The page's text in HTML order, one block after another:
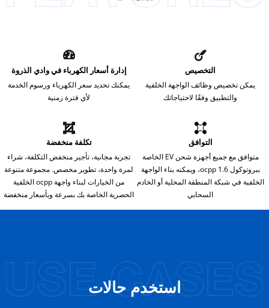
التخصيص
يمكن تخصيص وظائف الواجهة الخلفية
والتطبيق وفقًا لاحتياجاتك
إدارة أسعار الكهرباء في وادي الذروة
يمكنك تحديد سعر الكهرباء ورسوم الخدمة
لأي فترة زمنية
التوافق
متوافق مع جميع أجهزة شحن EV الخاصة
ببروتوكول ocpp 1.6، ويمكنه بناء الواجهة
الخلفية في شبكة المنطقة المحلية أو الخادم
السحابي
تكلفة منخفضة
تجربة مجانية، تأجير منخفض التكلفة، شراء
لمرة واحدة، تطوير مخصص. مجموعة متنوعة
من الخيارات لبناء واجهة ocpp الخلفية
الحصرية الخاصة بك بسرعة وبأسعار منخفضة
استخدم حالات